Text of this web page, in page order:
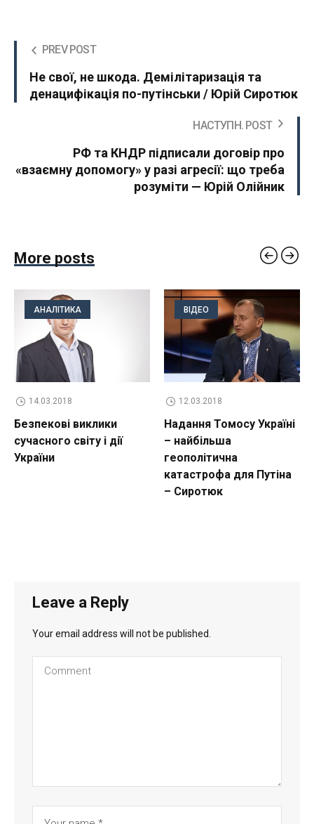
PREV POST
Не свої, не шкода. Демілітаризація та
денацифікація по-путінськи / Юрій Сиротюк
НАСТУПН. POST
РФ та КНДР підписали договір про
«взаємну допомогу» у разі агресії: що треба
розуміти — Юрій Олійник
More posts
АНАЛІТИКА
14.03.2018
Безпекові виклики
сучасного світу і дії
України
ВІДЕО
12.03.2018
Надання Томосу Україні
– найбільша
геополітична
катастрофа для Путіна
– Сиротюк
Leave a Reply
Your email address will not be published.